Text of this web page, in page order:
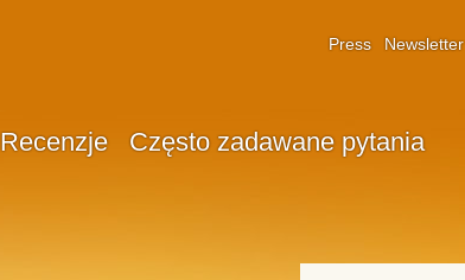
Recenzje Często zadawane pytania
Press Newsletter